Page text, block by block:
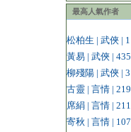
最高人氣作者
松柏生 | 武俠 |
黃易 | 武俠 |
柳殘陽 | 武俠 |
古靈 | 言情 |
席絹 | 言情 |
寄秋 | 言情 |